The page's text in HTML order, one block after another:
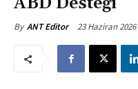
By ANT Editor 23 Haziran 2026